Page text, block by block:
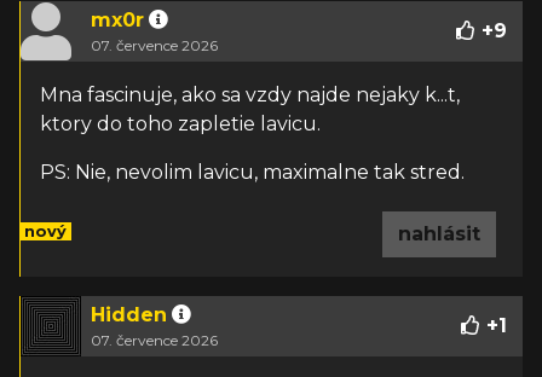
mx0r
07. července 2026
+9
Mna fascinuje, ako sa vzdy najde nejaky k...t,
ktory do toho zapletie lavicu.
PS: Nie, nevolim lavicu, maximalne tak stred.
nový nahlásit
Hidden
07. července 2026
+1